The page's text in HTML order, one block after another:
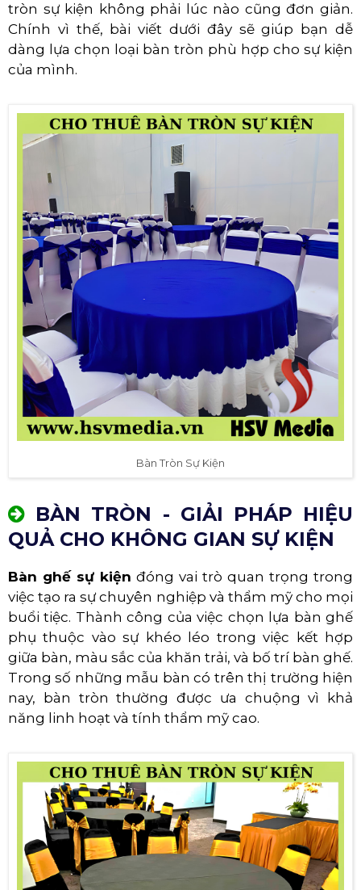
tròn sự kiện không phải lúc nào cũng đơn giản.
Chính vì thế, bài viết dưới đây sẽ giúp bạn dễ
dàng lựa chọn loại bàn tròn phù hợp cho sự kiện
của mình.
Bàn Tròn Sự Kiện
BÀN TRÒN - GIẢI PHÁP HIỆU
QUẢ CHO KHÔNG GIAN SỰ KIỆN
Bàn ghế sự kiện đóng vai trò quan trọng trong
việc tạo ra sự chuyên nghiệp và thẩm mỹ cho mọi
buổi tiệc. Thành công của việc chọn lựa bàn ghế
phụ thuộc vào sự khéo léo trong việc kết hợp
giữa bàn, màu sắc của khăn trải, và bố trí bàn ghế.
Trong số những mẫu bàn có trên thị trường hiện
nay, bàn tròn thường được ưa chuộng vì khả
năng linh hoạt và tính thẩm mỹ cao.